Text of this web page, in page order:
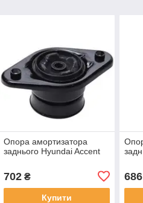
Опора амортизатора
заднього Hyundai Accent
702₴
Купити
686